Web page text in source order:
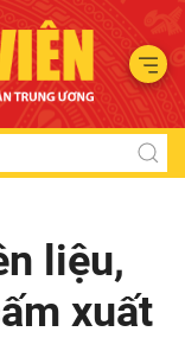
liệu,
xuất